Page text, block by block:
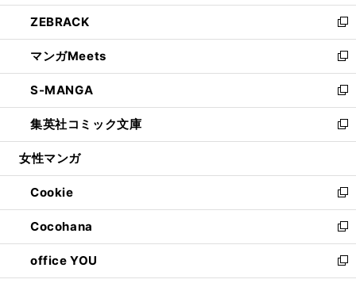
開
く
ウ
で
開
く
ン
ド
ウ
で
開
く
ウ
ィ
ン
ド
ウ
で
開
く
し
い
ウ
ィ
ン
ド
ウ
で
開
ZEBRACK
新
し
い
ウ
ィ
ン
ド
ウ
開
く
マンガMeets
新
し
い
ウ
ィ
ン
ウ
で
開
く
S-MANGA
新
し
い
ウ
ン
ド
ウ
で
開
く
集英社コミック文庫
新
し
ウ
ィ
ン
ド
ウ
で
開
女性マンガ
Cookie
新
し
い
ウ
ィ
ン
Cocohana
新
し
い
ウ
office YOU
新
し